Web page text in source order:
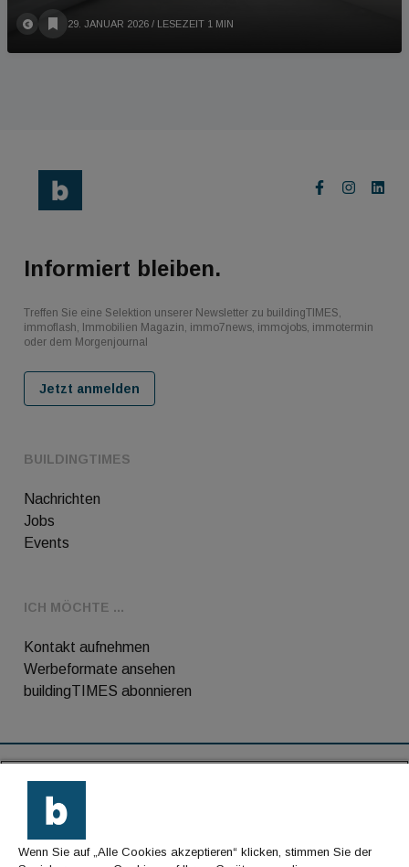
29. JANUAR 2026 / LESEZEIT 1 MIN
BUILDINGTIMES
Nachrichten
Jobs
Events
ICH MÖCHTE ...
Kontakt aufnehmen
Werbeformate ansehen
buildingTIMES abonnieren
Informiert bleiben.
Treffen Sie eine Selektion unserer Newsletter zu buildingTIMES,
immoflash, Immobilien Magazin, immo7news, immojobs, immotermin
oder dem Morgenjournal
Jetzt anmelden
Kontakt
Impressum
Wenn Sie auf „Alle Cookies akzeptieren“ klicken, stimmen Sie der